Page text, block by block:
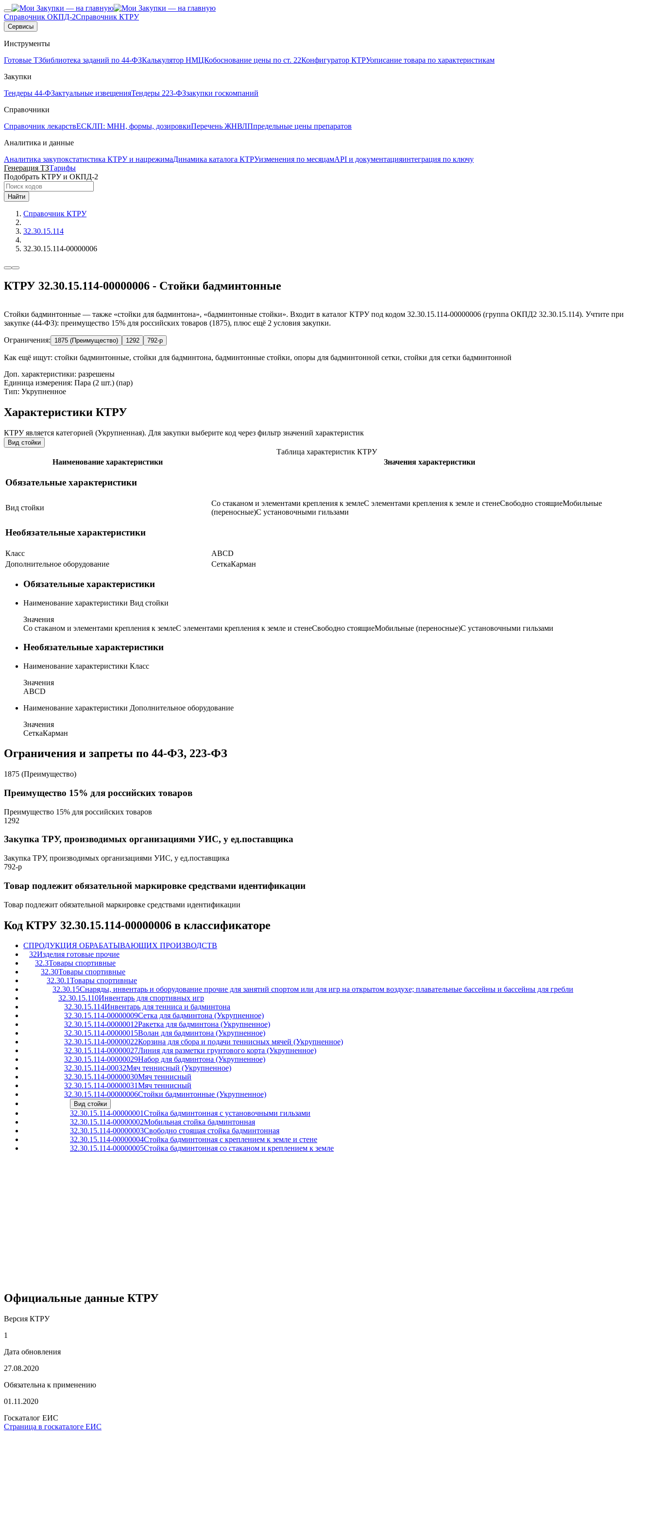
Справочник ОКПД-2Справочник КТРУ
Сервисы
Инструменты
Готовые ТЗбиблиотека заданий по 44-ФЗКалькулятор НМЦКобоснование цены по ст. 22Конфигуратор КТРУописание товара по характеристикам
Закупки
Тендеры 44-ФЗактуальные извещенияТендеры 223-ФЗзакупки госкомпаний
Справочники
Справочник лекарствЕСКЛП: МНН, формы, дозировкиПеречень ЖНВЛПпредельные цены препаратов
Аналитика и данные
Аналитика закупокстатистика КТРУ и нацрежимаДинамика каталога КТРУизменения по месяцамAPI и документацияинтеграция по ключу
Генерация ТЗТарифы
Подобрать КТРУ и ОКПД-2
Найти
Справочник КТРУ
32.30.15.114
32.30.15.114-00000006
КТРУ 32.30.15.114-00000006 - Стойки бадминтонные
Стойки бадминтонные — также «стойки для бадминтона», «бадминтонные стойки». Входит в каталог КТРУ под кодом 32.30.15.114-00000006 (группа ОКПД2 32.30.15.114). Учтите при
закупке (44-ФЗ): преимущество 15% для российских товаров (1875), плюс ещё 2 условия закупки.
Ограничения: 1875 (Преимущество) 1292 792-р
Как ещё ищут: стойки бадминтонные, стойки для бадминтона, бадминтонные стойки, опоры для бадминтонной сетки, стойки для сетки бадминтонной
Доп. характеристики: разрешены
Единица измерения: Пара (2 шт.) (пар)
Тип: Укрупненное
Характеристики КТРУ
КТРУ является категорией (Укрупненная). Для закупки выберите код через фильтр значений характеристик
Вид стойки
Таблица характеристик КТРУ
Наименование характеристики
Значения характеристики
Обязательные характеристики
Вид стойки
Со стаканом и элементами крепления к землеС элементами крепления к земле и стенеСвободно стоящиеМобильные
(переносные)С установочными гильзами
Необязательные характеристики
Класс ABCD
Дополнительное оборудование
СеткаКарман
Обязательные характеристики
Наименование характеристики Вид стойки
Значения
Со стаканом и элементами крепления к землеС элементами крепления к земле и стенеСвободно стоящиеМобильные (переносные)С установочными гильзами
Необязательные характеристики
Наименование характеристики Класс
Значения
ABCD
Наименование характеристики Дополнительное оборудование
Значения
СеткаКарман
Ограничения и запреты по 44-ФЗ, 223-ФЗ
1875 (Преимущество)
Преимущество 15% для российских товаров
Преимущество 15% для российских товаров
1292
Закупка ТРУ, производимых организациями УИС, у ед.поставщика
Закупка ТРУ, производимых организациями УИС, у ед.поставщика
792-р
Товар подлежит обязательной маркировке средствами идентификации
Товар подлежит обязательной маркировке средствами идентификации
Код КТРУ 32.30.15.114-00000006 в классификаторе
CПРОДУКЦИЯ ОБРАБАТЫВАЮЩИХ ПРОИЗВОДСТВ
32Изделия готовые прочие
32.3Товары спортивные
32.30Товары спортивные
32.30.1Товары спортивные
32.30.15Снаряды, инвентарь и оборудование прочие для занятий спортом или для игр на открытом воздухе; плавательные бассейны и бассейны для гребли
32.30.15.110Инвентарь для спортивных игр
32.30.15.114Инвентарь для тенниса и бадминтона
32.30.15.114-00000009Сетка для бадминтона (Укрупненное)
32.30.15.114-00000012Ракетка для бадминтона (Укрупненное)
32.30.15.114-00000015Волан для бадминтона (Укрупненное)
32.30.15.114-00000022Корзина для сбора и подачи теннисных мячей (Укрупненное)
32.30.15.114-00000027Линия для разметки грунтового корта (Укрупненное)
32.30.15.114-00000029Набор для бадминтона (Укрупненное)
32.30.15.114-00032Мяч теннисный (Укрупненное)
32.30.15.114-00000030Мяч теннисный
32.30.15.114-00000031Мяч теннисный
32.30.15.114-00000006Стойки бадминтонные (Укрупненное)
Вид стойки
32.30.15.114-00000001Стойка бадминтонная с установочными гильзами
32.30.15.114-00000002Мобильная стойка бадминтонная
32.30.15.114-00000003Свободно стоящая стойка бадминтонная
32.30.15.114-00000004Стойка бадминтонная с креплением к земле и стене
32.30.15.114-00000005Стойка бадминтонная со стаканом и креплением к земле
Официальные данные КТРУ
Версия КТРУ
1
Дата обновления
27.08.2020
Обязательна к применению
01.11.2020
Госкаталог ЕИС
Страница в госкаталоге ЕИС